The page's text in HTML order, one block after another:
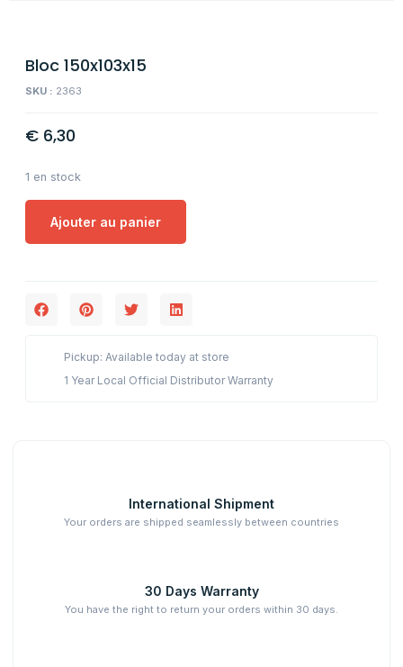
Bloc 150x103x15
SKU : 2363
€ 6,30
1 en stock
Ajouter au panier
Pickup: Available today at store
1 Year Local Official Distributor Warranty
International Shipment
Your orders are shipped seamlessly between countries
30 Days Warranty
You have the right to return your orders within 30 days.